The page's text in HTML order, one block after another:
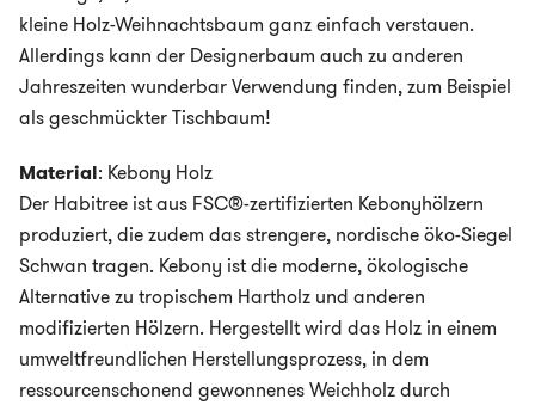
kleine Holz-Weihnachtsbaum ganz einfach verstauen.
Allerdings kann der Designerbaum auch zu anderen
Jahreszeiten wunderbar Verwendung finden, zum Beispiel
als geschmückter Tischbaum!
Material: Kebony Holz
Der Habitree ist aus FSC®-zertifizierten Kebonyhölzern
produziert, die zudem das strengere, nordische öko-Siegel
Schwan tragen. Kebony ist die moderne, ökologische
Alternative zu tropischem Hartholz und anderen
modifizierten Hölzern. Hergestellt wird das Holz in einem
umweltfreundlichen Herstellungsprozess, in dem
ressourcenschonend gewonnenes Weichholz durch